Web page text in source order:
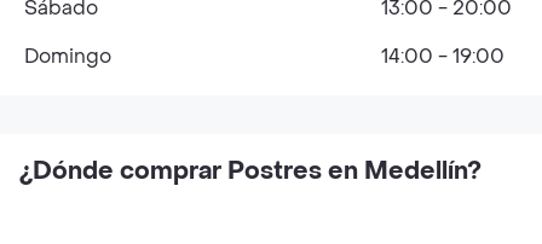
¿Dónde comprar Postres en Medellín?
Sábado
13:00 - 20:00
Domingo
14:00 - 19:00